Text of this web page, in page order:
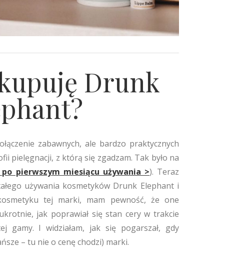
Drunk
zabawnych, ale bardzo praktycznych
pielęgnacji, z którą się zgadzam. Tak było na
po pierwszym miesiącu używania >). Teraz
używania kosmetyków Drunk Elephant i
tej marki, mam pewność, że one
jak poprawiał się stan cery w trakcie
gamy. I widziałam, jak się pogarszał, gdy
– tu nie o cenę chodzi) marki.